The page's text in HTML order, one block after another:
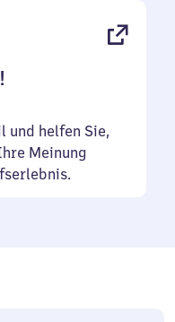
und helfen Sie,
Meinung